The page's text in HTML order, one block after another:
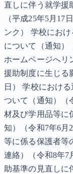
直しに伴う就学援
（平成25年5月17
ンク） 学校にお
について（通知）
ホームページへリ
援助制度に生じる
日） 学校におけ
ついて（通知）（
材及び学用品等に
知）（令和7年6月
等に係る保護者等
連絡）（令和8年7
助基準の見直しに